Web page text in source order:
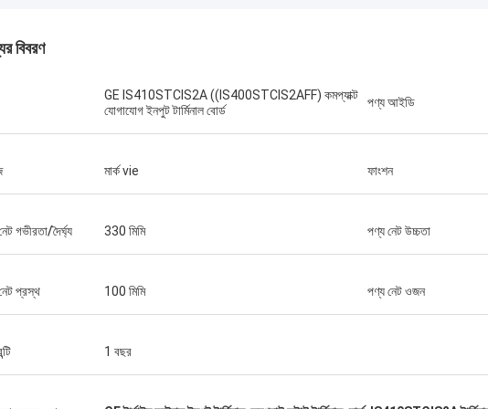
বিবরণ
GE IS410STCIS2A ((IS400STCIS2AFF) কমপ্যাক্ট
যোগাযোগ ইনপুট টার্মিনাল বোর্ড
পণ্য আইডি
মার্ক vie ফাংশন
গভীরতা/দৈর্ঘ্য 330 মিমি পণ্য নেট উচ্চতা
প্রস্থ 100 মিমি পণ্য নেট ওজন
1 বছর